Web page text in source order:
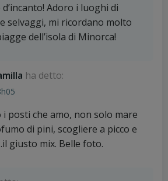
Adoro i luoghi di
selvaggi, mi ricordano molto
dell’isola di Minorca!
ha detto:
i posti che amo, non solo mare
di pini, scogliere a picco e
giusto mix. Belle foto.